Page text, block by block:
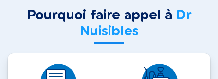
Pourquoi faire appel à Dr
Nuisibles